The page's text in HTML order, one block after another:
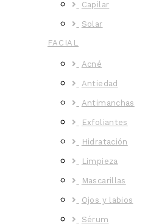
Capilar
Solar
FACIAL
Acné
Antiedad
Antimanchas
Exfoliantes
Hidratación
Limpieza
Mascarillas
Ojos y labios
Sérum